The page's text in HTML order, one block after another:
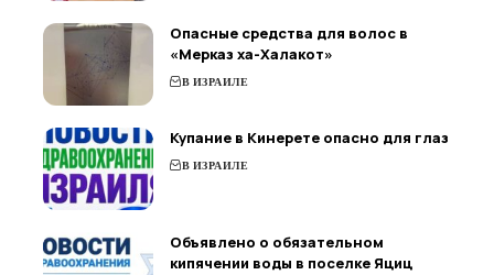
Опасные средства для волос в
«Мерказ ха-Халакот»
В ИЗРАИЛЕ
Купание в Кинерете опасно для глаз
В ИЗРАИЛЕ
Объявлено о обязательном
кипячении воды в поселке Яциц